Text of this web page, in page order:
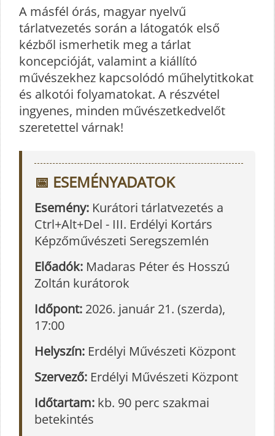
A másfél órás, magyar nyelvű
tárlatvezetés során a látogatók első
kézből ismerhetik meg a tárlat
koncepcióját, valamint a kiállító
művészekhez kapcsolódó műhelytitkokat
és alkotói folyamatokat. A részvétel
ingyenes, minden művészetkedvelőt
szeretettel várnak!
📅 ESEMÉNYADATOK
Esemény: Kurátori tárlatvezetés a
Ctrl+Alt+Del - III. Erdélyi Kortárs
Képzőművészeti Seregszemlén
Előadók: Madaras Péter és Hosszú
Zoltán kurátorok
Időpont: 2026. január 21. (szerda),
17:00
Helyszín: Erdélyi Művészeti Központ
Szervező: Erdélyi Művészeti Központ
Időtartam: kb. 90 perc szakmai
betekintés